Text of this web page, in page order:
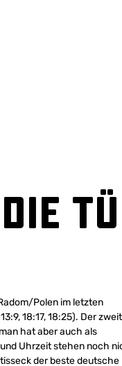
Polen im letzten
18:17, 18:25). Der
hat aber auch als
Uhrzeit stehen noch
der beste deutsche